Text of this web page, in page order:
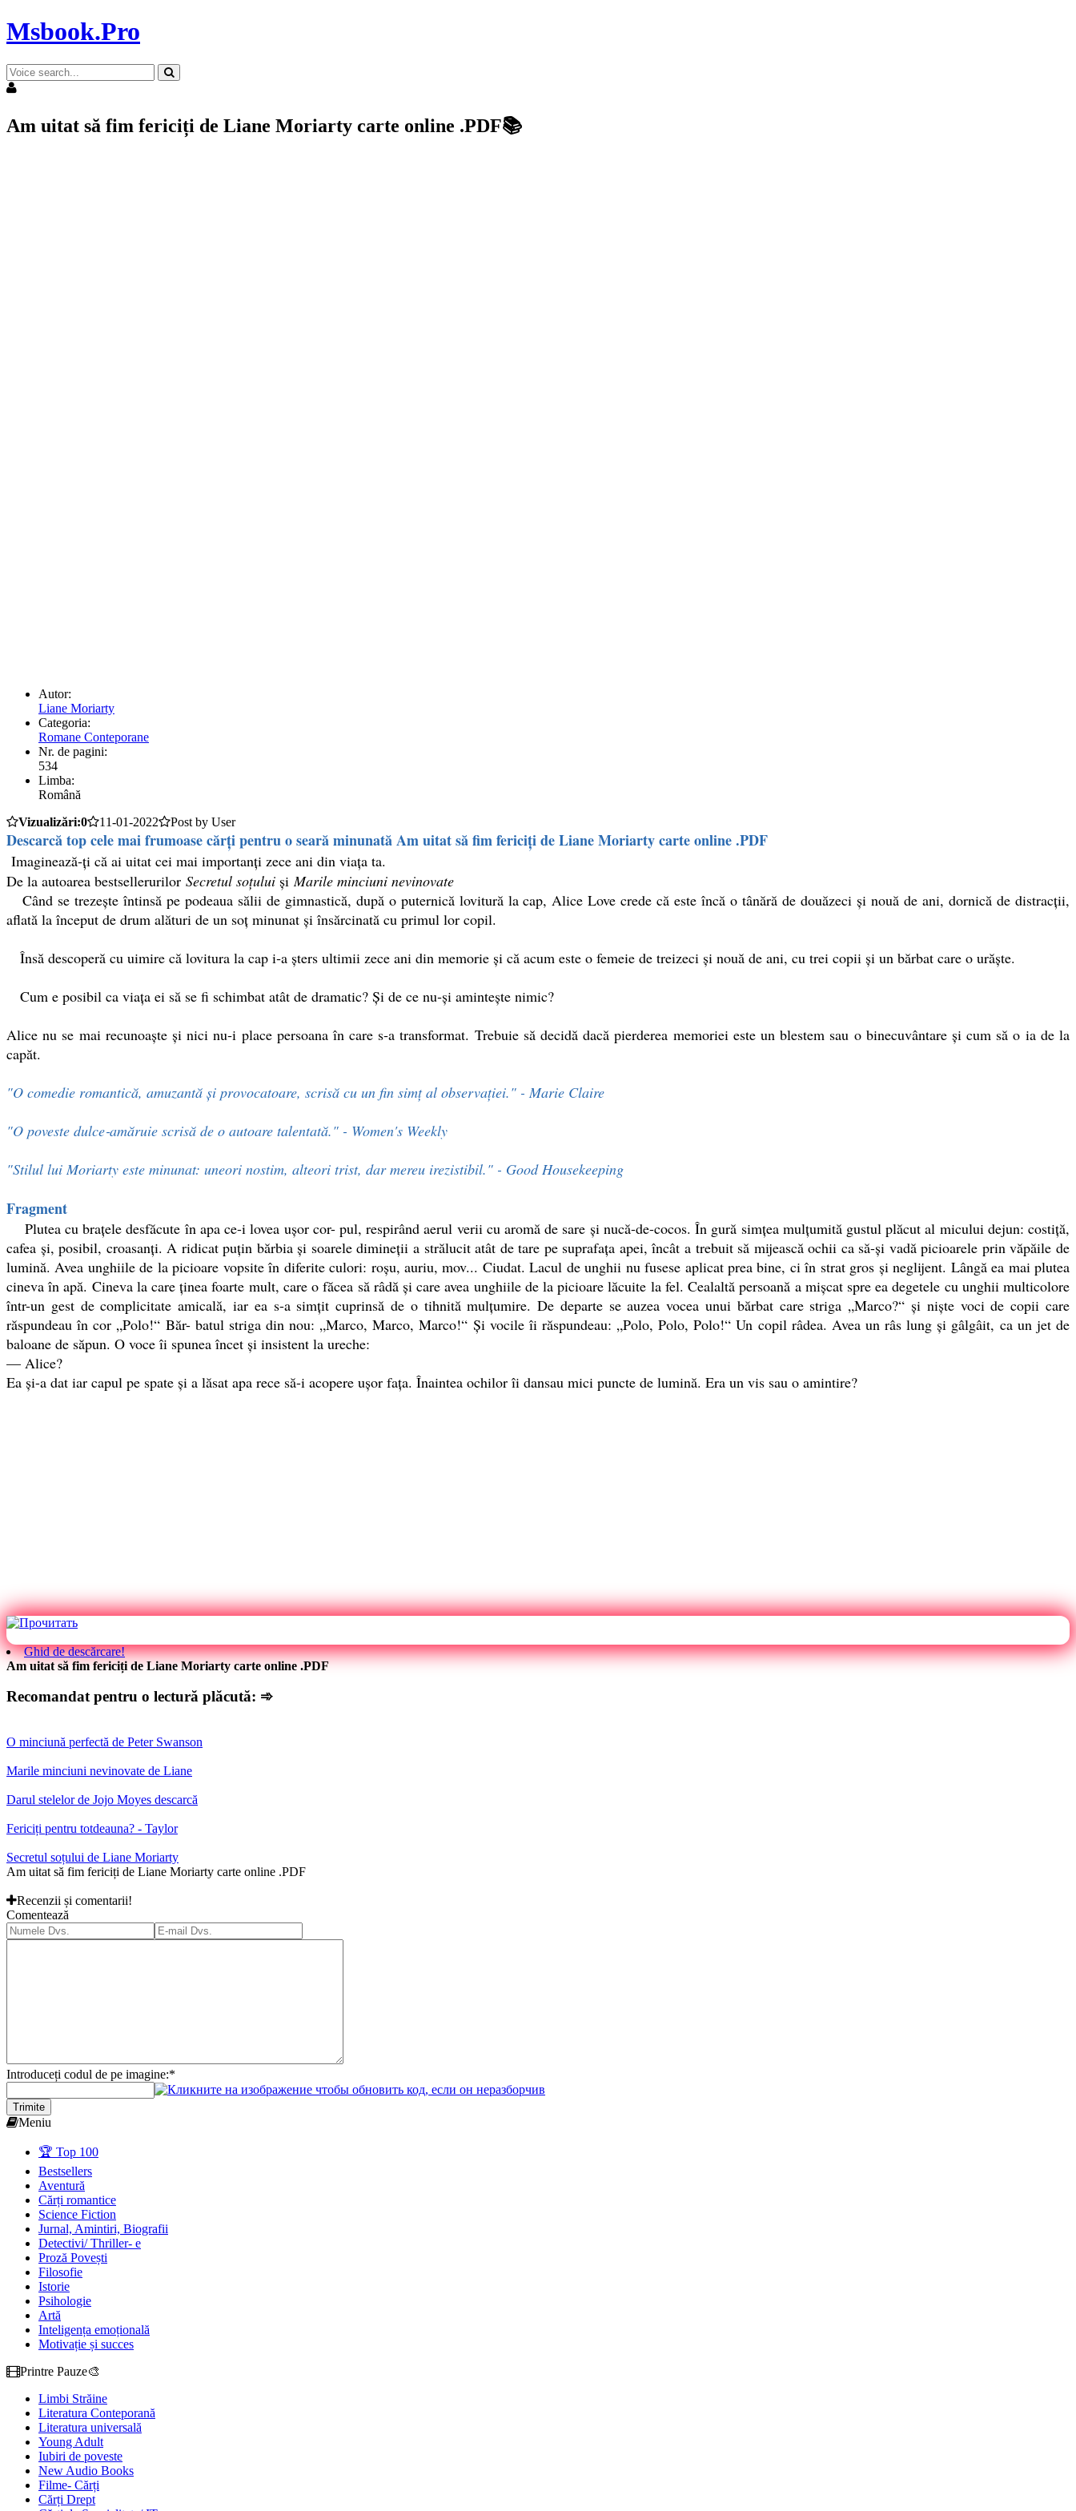
Msbook.Pro
Am uitat să fim fericiți de Liane Moriarty carte online .PDF📚
Autor:
Liane Moriarty
Categoria:
Romane Conteporane
Nr. de pagini:
534
Limba:
Română
Vizualizări:0
11-01-2022 Post by User
Descarcă top cele mai frumoase cărți pentru o seară minunată Am uitat să fim fericiți de Liane Moriarty carte online .PDF
Imaginează‑ți că ai uitat cei mai importanți zece ani din viața ta.
De la autoarea bestsellerurilor Secretul soțului și Marile minciuni nevinovate
Când se trezește întinsă pe podeaua sălii de gimnastică, după o puternică lovitură la cap, Alice Love crede că este încă o tânără de două­zeci și nouă de ani, dornică de distracții,
aflată la început de drum alături de un soț minunat și însărcinată cu primul lor copil.
Însă descoperă cu uimire că lovitura la cap i‑a șters ultimii zece ani din memorie și că acum este o femeie de treizeci și nouă de ani, cu trei copii și un bărbat care o urăște.
Cum e posibil ca viața ei să se fi schimbat atât de dramatic? Și de ce nu‑și amintește nimic?
Alice nu se mai recunoaște și nici nu‑i place persoana în care s‑a transformat. Trebuie să decidă dacă pierderea memoriei este un blestem sau o bine­cuvântare și cum să o ia de la
capăt.
"O comedie romantică, amuzantă și provocatoare, scrisă cu un fin simț al observației." - Marie Claire
"O poveste dulce‑amăruie scrisă de o autoare talentată." - Women's Weekly
"Stilul lui Moriarty este minunat: uneori nostim, alteori trist, dar mereu irezistibil." - Good Housekeeping
Fragment
Plutea cu braţele desfăcute în apa ce-i lovea uşor cor- pul, respirând aerul verii cu aromă de sare şi nucă-de-cocos. În gură simţea mulţumită gustul plăcut al micului dejun: costiţă,
cafea şi, posibil, croasanţi. A ridicat puţin bărbia şi soarele dimineţii a strălucit atât de tare pe suprafaţa apei, încât a trebuit să mijească ochii ca să-şi vadă picioarele prin văpăile de
lumină. Avea unghiile de la picioare vopsite în diferite culori: roşu, auriu, mov... Ciudat. Lacul de unghii nu fusese aplicat prea bine, ci în strat gros şi neglijent. Lângă ea mai plutea
cineva în apă. Cineva la care ţinea foarte mult, care o făcea să râdă şi care avea unghiile de la picioare lăcuite la fel. Cealaltă persoană a mişcat spre ea degetele cu unghii multicolore
într-un gest de complicitate amicală, iar ea s-a simţit cuprinsă de o tihnită mulţumire. De departe se auzea vocea unui bărbat care striga „Marco?“ şi nişte voci de copii care
răspundeau în cor „Polo!“ Băr- batul striga din nou: „Marco, Marco, Marco!“ Şi vocile îi răspundeau: „Polo, Polo, Polo!“ Un copil râdea. Avea un râs lung şi gâlgâit, ca un jet de
baloane de săpun. O voce îi spunea încet şi insistent la ureche:
— Alice?
Ea și-a dat iar capul pe spate şi a lăsat apa rece să-i acopere uşor faţa. Înaintea ochilor îi dansau mici puncte de lumină. Era un vis sau o amintire?
Ghid de descărcare!
Am uitat să fim fericiți de Liane Moriarty carte online .PDF
Recomandat pentru o lectură plăcută: ➾
O minciună perfectă de Peter Swanson
Marile minciuni nevinovate de Liane
Darul stelelor de Jojo Moyes descarcă
Fericiți pentru totdeauna? - Taylor
Secretul soțului de Liane Moriarty
Am uitat să fim fericiți de Liane Moriarty carte online .PDF
Recenzii și comentarii!
Comentează
Introduceți codul de pe imagine:*
Trimite
Meniu
🏆 Top 100
Bestsellers
Aventură
Cărți romantice
Science Fiction
Jurnal, Amintiri, Biografii
Detectivi/ Thriller- e
Proză Povești
Filosofie
Istorie
Psihologie
Artă
Inteligența emoțională
Motivație și succes
Printre Pauze🎨
Limbi Străine
Literatura Conteporană
Literatura universală
Young Adult
Iubiri de poveste
New Audio Books
Filme- Cărți
Cărți Drept